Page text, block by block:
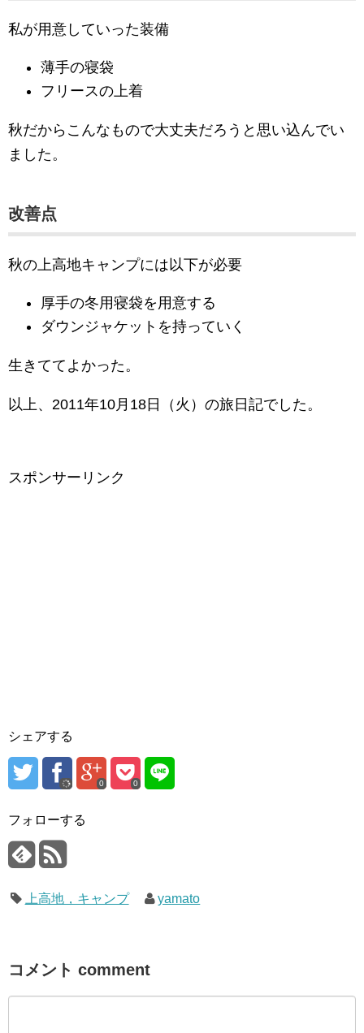
私が用意していった装備
薄手の寝袋
フリースの上着
秋だからこんなもので大丈夫だろうと思い込んでい
ました。
改善点
秋の上高地キャンプには以下が必要
厚手の冬用寝袋を用意する
ダウンジャケットを持っていく
生きててよかった。
以上、2011年10月18日（火）の旅日記でした。
スポンサーリンク
シェアする
0 0
フォローする
上高地，キャンプ yamato
コメント comment